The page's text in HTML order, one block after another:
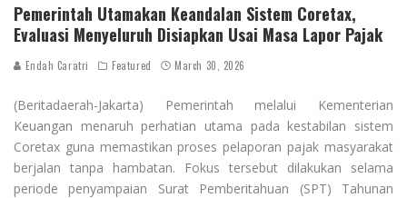
Pemerintah Utamakan Keandalan Sistem Coretax,
Evaluasi Menyeluruh Disiapkan Usai Masa Lapor Pajak
Endah Caratri Featured March 30, 2026
(Beritadaerah-Jakarta) Pemerintah melalui Kementerian
Keuangan menaruh perhatian utama pada kestabilan sistem
Coretax guna memastikan proses pelaporan pajak masyarakat
berjalan tanpa hambatan. Fokus tersebut dilakukan selama
periode penyampaian Surat Pemberitahuan (SPT) Tahunan